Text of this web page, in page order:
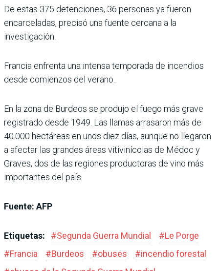
De estas 375 detenciones, 36 personas ya fueron
encarceladas, precisó una fuente cercana a la
investigación.
Francia enfrenta una intensa temporada de incendios
desde comienzos del verano.
En la zona de Burdeos se produjo el fuego más grave
registrado desde 1949. Las llamas arrasaron más de
40.000 hectáreas en unos diez días, aunque no llegaron
a afectar las grandes áreas vitivinícolas de Médoc y
Graves, dos de las regiones productoras de vino más
importantes del país.
Fuente: AFP
Etiquetas: #Segunda Guerra Mundial #Le Porge
#Francia #Burdeos #obuses #incendio forestal